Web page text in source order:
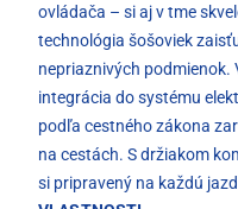
ovládača – si aj v tme
technológia šošoviek
nepriaznivých podmienok.
integrácia do systému
podľa cestného zákona
na cestách. S držiakom
si pripravený na každú